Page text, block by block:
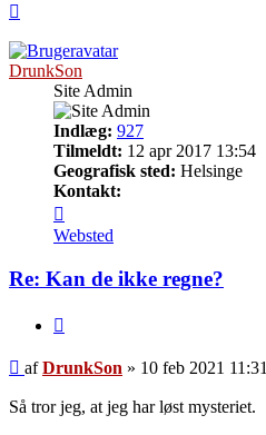
DrunkSon
Site Admin
Indlæg: 927
Tilmeldt: 12 apr 2017 13:54
Geografisk sted: Helsinge
Kontakt:
DrunkSon
Websted
Re: Kan de ikke regne?
Indlæg
afDrunkSon » 10 feb 2021 11:31
Så tror jeg, at jeg har løst mysteriet.